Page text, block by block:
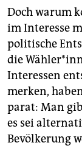
Doch warum
im Interesse
politische
die
Interessen
merken,
parat: Man
es sei
Bevölkerung